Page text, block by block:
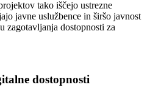
tako iščejo ustrezne
javne uslužbence in širšo javnost
zagotavljanja dostopnosti za
dostopnosti